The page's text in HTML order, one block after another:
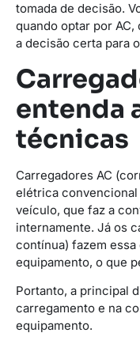
tomada de decisão.
quando optar por
a decisão certa para
entenda
técnicas
Carregadores AC
elétrica
veículo, que faz a
internamente. Já os
contínua) fazem
equipamento, o que
Portanto, a principal
carregamento e na
equipamento.